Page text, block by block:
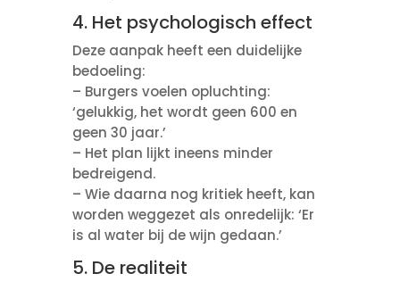
4. Het psychologisch effect
Deze aanpak heeft een duidelijke
bedoeling:
– Burgers voelen opluchting:
‘gelukkig, het wordt geen 600 en
geen 30 jaar.’
– Het plan lijkt ineens minder
bedreigend.
– Wie daarna nog kritiek heeft, kan
worden weggezet als onredelijk: ‘Er
is al water bij de wijn gedaan.’
5. De realiteit